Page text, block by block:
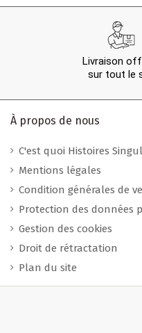
Livraison
sur tout le
À propos de nous
C'est quoi Histoires
Mentions légales
Condition générales de
Protection des données
Gestion des cookies
Droit de rétractation
Plan du site